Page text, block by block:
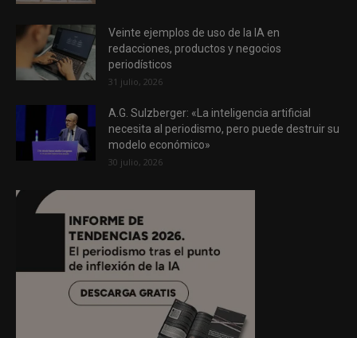
Veinte ejemplos de uso de la IA en
redacciones, productos y negocios
periodísticos
31 julio, 2026
A.G. Sulzberger: «La inteligencia artificial
necesita al periodismo, pero puede destruir su
modelo económico»
30 julio, 2026